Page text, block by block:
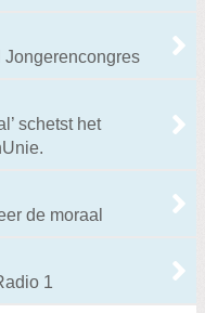
schetst het
de moraal
1